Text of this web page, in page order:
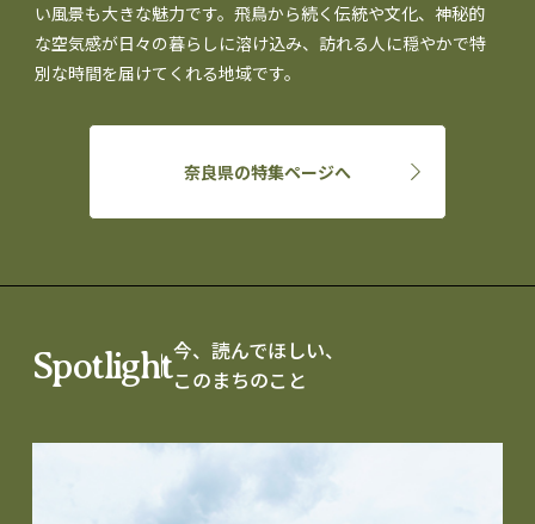
い風景も大きな魅力です。飛鳥から続く伝統や文化、神秘的
な空気感が日々の暮らしに溶け込み、訪れる人に穏やかで特
別な時間を届けてくれる地域です。
奈良県の特集ページへ
Spotlight今、読んでほしい、
このまちのこと